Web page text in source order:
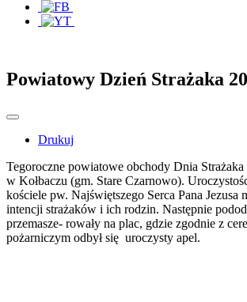
Powiatowy Dzień Strażaka
Drukuj
Tegoroczne powiatowe obchody Dnia Strażaka
w Kołbaczu (gm. Stare Czarnowo).
kościele pw. Najświętszego Serca Pana Jezusa
intencji strażaków i ich rodzin. Następnie
przemasze- rowały na plac, gdzie zgodnie z
pożarniczym odbył się uroczysty apel.